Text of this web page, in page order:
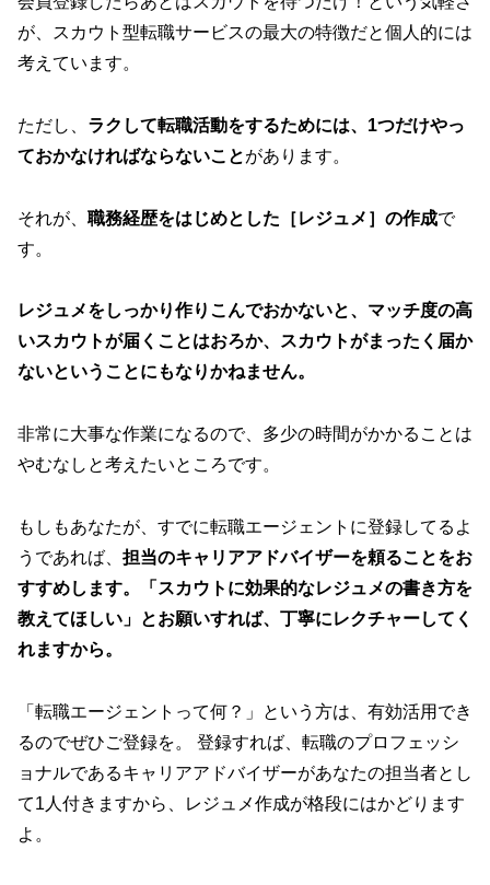
が、スカウト型転職サービスの最大の特徴だと個人的には
考えています。
ただし、 ラクして転職活動をするためには、1つだけやっ
ておかなければならないことがあります。
それが、 職務経歴をはじめとした［レジュメ］の作成で
す。
レジュメをしっかり作りこんでおかないと、マッチ度の高
いスカウトが届くことはおろか、スカウトがまったく届か
ないということにもなりかねません。
非常に大事な作業になるので、多少の時間がかかることは
やむなしと考えたいところです。
もしもあなたが、すでに転職エージェントに登録してるよ
うであれば、 担当のキャリアアドバイザーを頼ることをお
すすめします。「スカウトに効果的なレジュメの書き方を
教えてほしい」とお願いすれば、丁寧にレクチャーしてく
れますから。
「転職エージェントって何？」という方は、有効活用でき
るのでぜひご登録を。 登録すれば、転職のプロフェッシ
ョナルであるキャリアアドバイザーがあなたの担当者とし
て1人付きますから、レジュメ作成が格段にはかどります
よ。